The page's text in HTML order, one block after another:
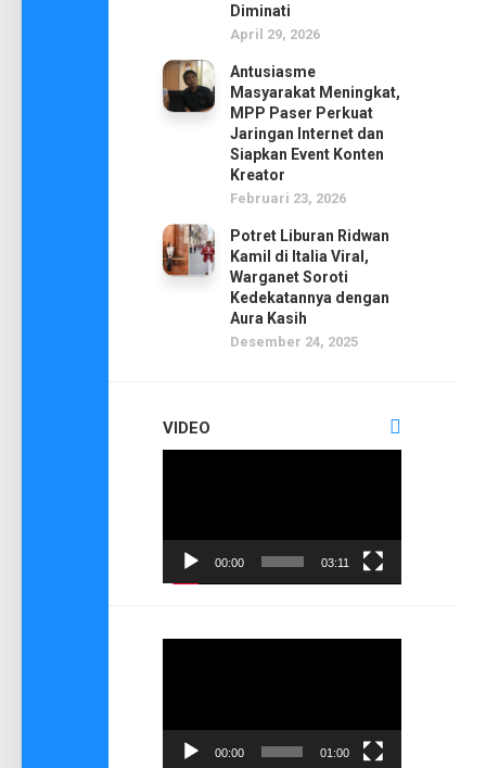
Diminati
April 29, 2026
Antusiasme
Masyarakat Meningkat,
MPP Paser Perkuat
Jaringan Internet dan
Siapkan Event Konten
Kreator
Februari 23, 2026
Potret Liburan Ridwan
Kamil di Italia Viral,
Warganet Soroti
Kedekatannya dengan
Aura Kasih
Desember 24, 2025
VIDEO
00:00 03:11
00:00 01:00